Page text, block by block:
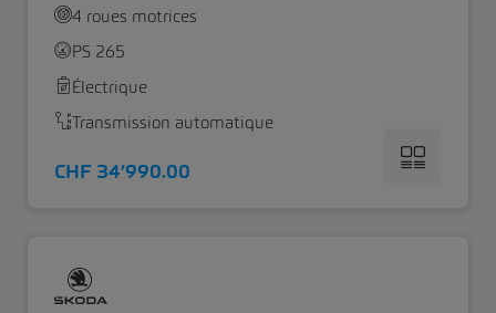
4 roues motrices
PS 265
Électrique
Transmission automatique
CHF 34’990.00